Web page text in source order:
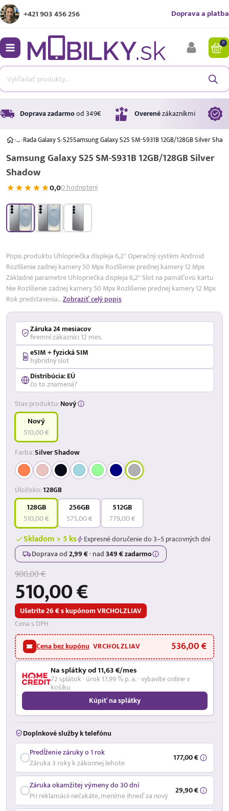
+421 903 456 256 Doprava a platba
0
Doprava zadarmood 349€ Overenézákazníkmi
›…›Rada Galaxy S›S25Samsung Galaxy S25 SM-S931B 12GB/128GB Silver
Samsung Galaxy S25 SM-S931B 12GB/128GB Silver
Shadow
0,00 hodnotení
A A ↑
G
Úrok
17,99 %
Popis produktu Uhlopriečka displeja 6,2" Operačný systém Android
Rozlíšenie zadnej kamery 50 Mpx Rozlíšenie prednej kamery 12 Mpx
Základné parametre Uhlopriečka displeja 6,2" Slot na pamäťovú kartu
Nie Rozlíšenie zadnej kamery 50 Mpx Rozlíšenie prednej kamery 12 Mpx
Rok predstavenia…Zobraziť celý popis
Záruka 24 mesiacov
firemní zákazníci 12 mes.
eSIM + fyzická SIM
hybridný slot
Distribúcia: EÚ
čo to znamená?
Stav produktu:Nový
Nový
510,00 €
Farba:Silver Shadow
Úložisko:128GB
128GB
510,00 €
256GB
575,00 €
512GB
779,00 €
Skladom > 5 ks
Expresné doručenie do 3–5 pracovných dní
Doprava od2,99 €·nad349 € zadarmo
900,00 €
510,00 €
Ušetríte 26 € s kupónom VRCHOLZLIAV
Cena s DPH
Cena bez kupónu VRCHOLZLIAV 536,00 €
Na splátky od 11,63 €/mes
72 splátok · úrok 17,99 % p. a. · vybavíte online v
košíku
Kúpiť na splátky
Doplnkové služby k telefónu
Predĺženie záruky o 1 rok
Záruka 3 roky k zákonnej lehote
177,00 €
Záruka okamžitej výmeny do 30 dní
Pri reklamácii nečakáte, meníme ihneď za nový
29,90 €